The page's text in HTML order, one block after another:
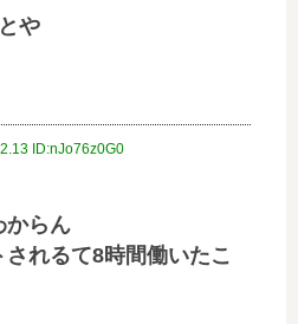
や
ID:nJo76z0G0
からん
れるて8時間働いたこ